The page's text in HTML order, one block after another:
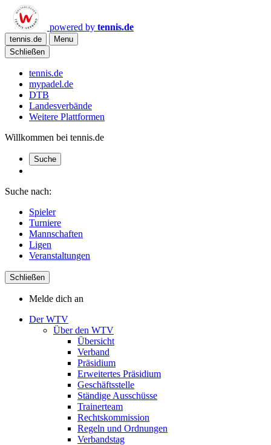
powered by tennis.de
tennis.de
Menu
Schließen
tennis.de
mypadel.de
DTB
Landesverbände
Weitere Plattformen
Willkommen bei tennis.de
Suche
Suche nach:
Spieler
Turniere
Mannschaften
Ligen
Veranstaltungen
Schließen
Melde dich an
Der WTV
Über den WTV
Übersicht
Verband
Präsidium
Erweitertes Präsidium
Geschäftsstelle
Ständige Ausschüsse
Trainerteam
Rechtskommission
Regeln und Ordnungen
Verbandstag